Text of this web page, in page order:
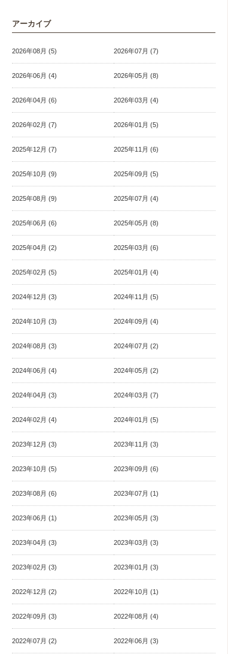
アーカイブ
2026年08月 (5) 2026年07月 (7)
2026年06月 (4) 2026年05月 (8)
2026年04月 (6) 2026年03月 (4)
2026年02月 (7) 2026年01月 (5)
2025年12月 (7) 2025年11月 (6)
2025年10月 (9) 2025年09月 (5)
2025年08月 (9) 2025年07月 (4)
2025年06月 (6) 2025年05月 (8)
2025年04月 (2) 2025年03月 (6)
2025年02月 (5) 2025年01月 (4)
2024年12月 (3) 2024年11月 (5)
2024年10月 (3) 2024年09月 (4)
2024年08月 (3) 2024年07月 (2)
2024年06月 (4) 2024年05月 (2)
2024年04月 (3) 2024年03月 (7)
2024年02月 (4) 2024年01月 (5)
2023年12月 (3) 2023年11月 (3)
2023年10月 (5) 2023年09月 (6)
2023年08月 (6) 2023年07月 (1)
2023年06月 (1) 2023年05月 (3)
2023年04月 (3) 2023年03月 (3)
2023年02月 (3) 2023年01月 (3)
2022年12月 (2) 2022年10月 (1)
2022年09月 (3) 2022年08月 (4)
2022年07月 (2) 2022年06月 (3)